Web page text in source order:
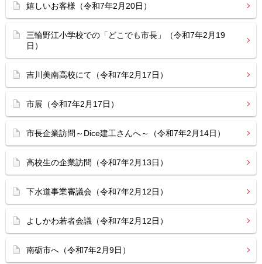
嬉しいお客様（令和7年2月20日）
三輪野江小学校での「どこでも市長」（令和7年2月19
日）
吉川美南高校にて（令和7年2月17日）
市展（令和7年2月17日）
市長企業訪問～Dice建工さんへ～（令和7年2月14日）
高校生の企業訪問（令和7年2月13日）
下水道事業審議会（令和7年2月12日）
よしかわ若者会議（令和7年2月12日）
南砺市へ（令和7年2月9日）